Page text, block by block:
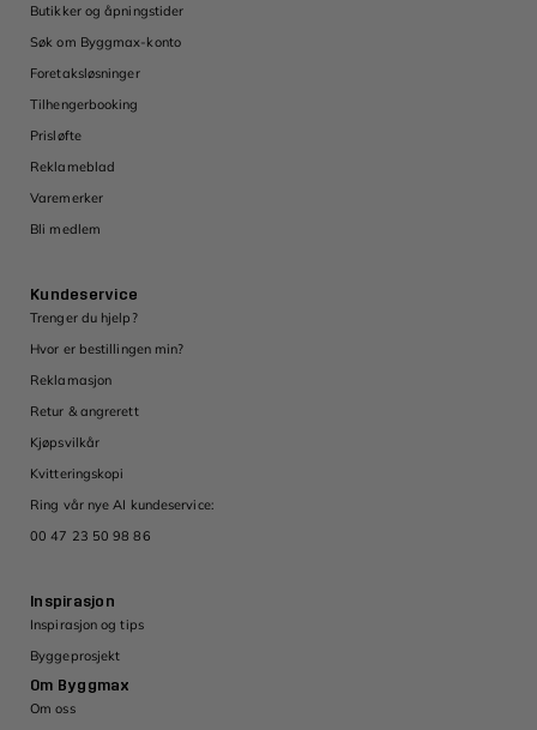
Butikker og åpningstider
Søk om Byggmax-konto
Foretaksløsninger
Tilhengerbooking
Prisløfte
Reklameblad
Varemerker
Bli medlem
Kundeservice
Trenger du hjelp?
Hvor er bestillingen min?
Reklamasjon
Retur & angrerett
Kjøpsvilkår
Kvitteringskopi
Ring vår nye AI kundeservice:
00 47 23 50 98 86
Inspirasjon
Inspirasjon og tips
Byggeprosjekt
Om Byggmax
Om oss